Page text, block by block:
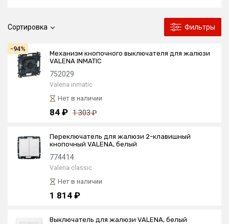
Сортировка Фильтры
-94%
Механизм кнопочного выключателя для жалюзи
VALENA INMATIC
752029
Valena inmatic
Нет в наличии
84 ₽ 1 303 ₽
Переключатель для жалюзи 2-клавишный
кнопочный VALENA, белый
774414
Valena classic
Нет в наличии
1 814 ₽
Выключатель для жалюзи VALENA, белый